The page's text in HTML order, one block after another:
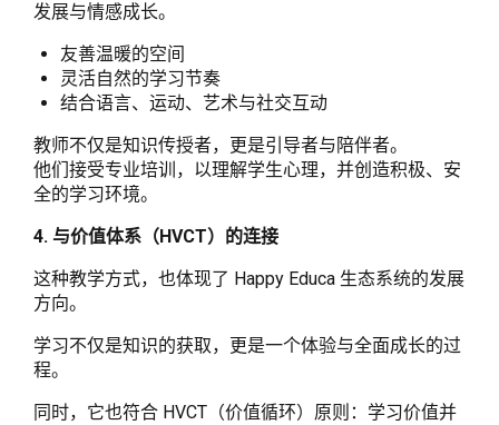
发展与情感成长。
友善温暖的空间
灵活自然的学习节奏
结合语言、运动、艺术与社交互动
教师不仅是知识传授者，更是引导者与陪伴者。
他们接受专业培训，以理解学生心理，并创造积极、安
全的学习环境。
4. 与价值体系（HVCT）的连接
这种教学方式，也体现了 Happy Educa 生态系统的发展
方向。
学习不仅是知识的获取，更是一个体验与全面成长的过
程。
同时，它也符合 HVCT（价值循环）原则：学习价值并